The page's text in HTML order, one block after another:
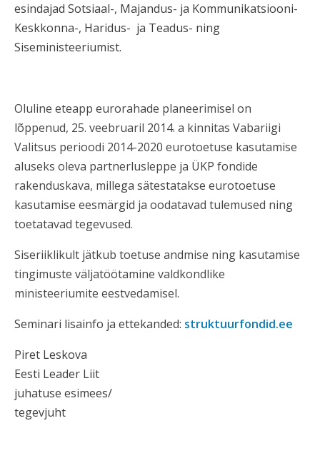
esindajad Sotsiaal-, Majandus- ja Kommunikatsiooni-
Keskkonna-, Haridus- ja Teadus- ning
Siseministeeriumist.
Oluline eteapp eurorahade planeerimisel on
lõppenud, 25. veebruaril 2014. a kinnitas Vabariigi
Valitsus perioodi 2014-2020 eurotoetuse kasutamise
aluseks oleva partnerlusleppe ja ÜKP fondide
rakenduskava, millega sätestatakse eurotoetuse
kasutamise eesmärgid ja oodatavad tulemused ning
toetatavad tegevused.
Siseriiklikult jätkub toetuse andmise ning kasutamise
tingimuste väljatöötamine valdkondlike
ministeeriumite eestvedamisel.
Seminari lisainfo ja ettekanded: struktuurfondid.ee
Piret Leskova
Eesti Leader Liit
juhatuse esimees/
tegevjuht